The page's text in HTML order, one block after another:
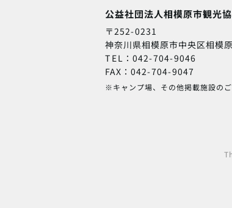
公益社団法人相模原市観光
〒252-0231
神奈川県相模原市中央区相模
TEL：042-704-9046
FAX：042-704-9047
※キャンプ場、その他掲載施設の